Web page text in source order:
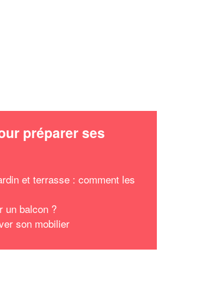
préparer ses
et terrasse : comment les
un balcon ?
son mobilier